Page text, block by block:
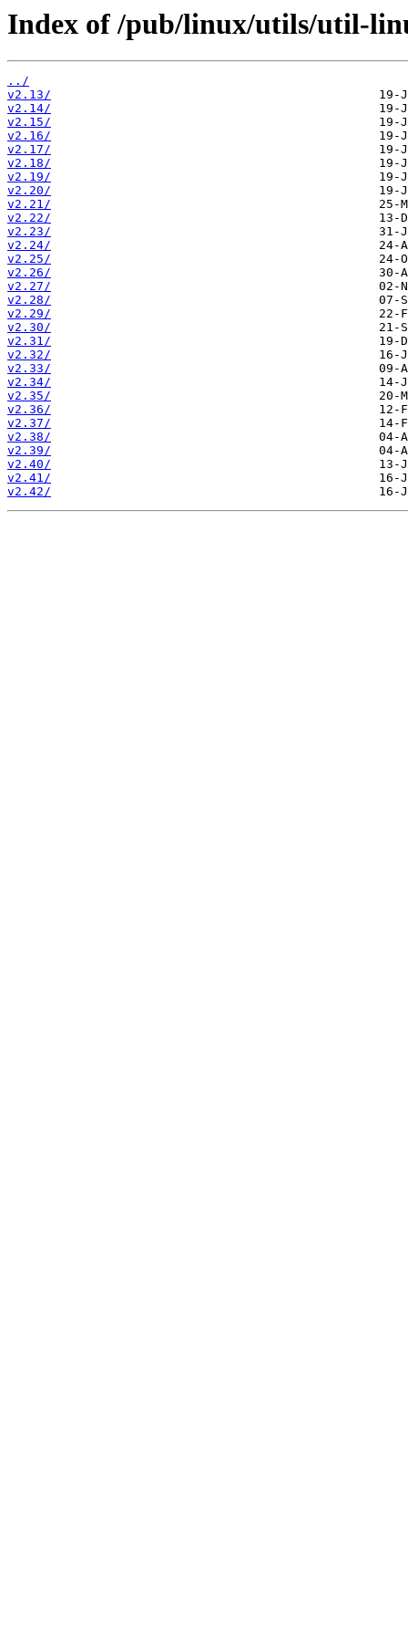
Index of /pub/linux/utils/util-
../
v2.13/
v2.14/
v2.15/
v2.16/
v2.17/
v2.18/
v2.19/
v2.20/
v2.21/
v2.22/
v2.23/
v2.24/
v2.25/
v2.26/
v2.27/
v2.28/
v2.29/
v2.30/
v2.31/
v2.32/
v2.33/
v2.34/
v2.35/
v2.36/
v2.37/
v2.38/
v2.39/
v2.40/
v2.41/
v2.42/